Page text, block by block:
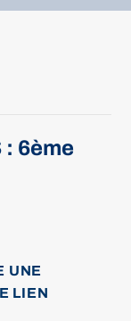
: 6ème
UNE
LIEN